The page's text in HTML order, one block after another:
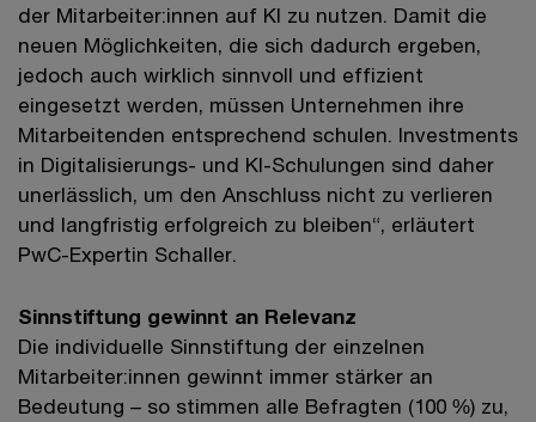
der Mitarbeiter:innen auf KI zu nutzen. Damit die
neuen Möglichkeiten, die sich dadurch ergeben,
jedoch auch wirklich sinnvoll und effizient
eingesetzt werden, müssen Unternehmen ihre
Mitarbeitenden entsprechend schulen. Investments
in Digitalisierungs- und KI-Schulungen sind daher
unerlässlich, um den Anschluss nicht zu verlieren
und langfristig erfolgreich zu bleiben“, erläutert
PwC-Expertin Schaller.
Sinnstiftung gewinnt an Relevanz
Die individuelle Sinnstiftung der einzelnen
Mitarbeiter:innen gewinnt immer stärker an
Bedeutung – so stimmen alle Befragten (100 %) zu,